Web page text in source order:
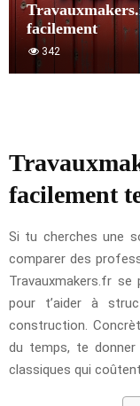
facilement
342
facilement
Si tu cherches une
comparer des
Travauxmakers.fr
pour t’aider à
construction.
du temps, te
classiques qui